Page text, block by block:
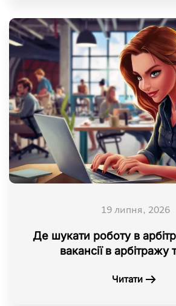
19 липня, 2026
Де шукати роботу в
вакансії в арбітражу
Читати